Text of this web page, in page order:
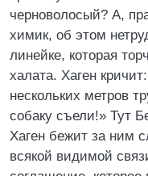
черноволосый? А,
химик, об этом
линейке, которая
халата. Хаген
нескольких метров
собаку съели!» Тут
Хаген бежит за ним
всякой видимой